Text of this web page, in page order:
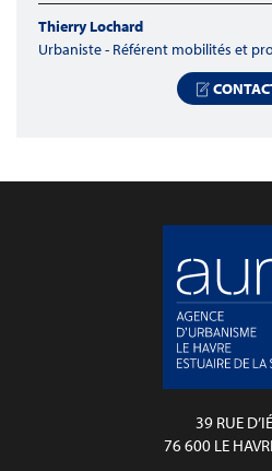
Thierry Lochard
Urbaniste - Référent mobilités et
39 RUE
76 600 LE